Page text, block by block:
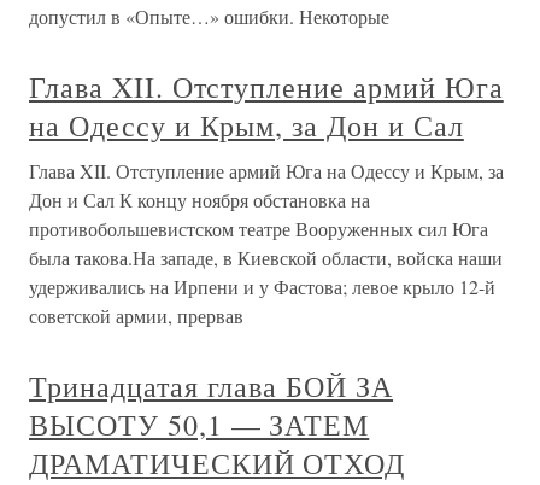
допустил в «Опыте…» ошибки. Некоторые
Глава XII. Отступление армий Юга
на Одессу и Крым, за Дон и Сал
Глава XII. Отступление армий Юга на Одессу и Крым, за
Дон и Сал К концу ноября обстановка на
противобольшевистском театре Вооруженных сил Юга
была такова.На западе, в Киевской области, войска наши
удерживались на Ирпени и у Фастова; левое крыло 12-й
советской армии, прервав
Тринадцатая глава БОЙ ЗА
ВЫСОТУ 50,1 — ЗАТЕМ
ДРАМАТИЧЕСКИЙ ОТХОД